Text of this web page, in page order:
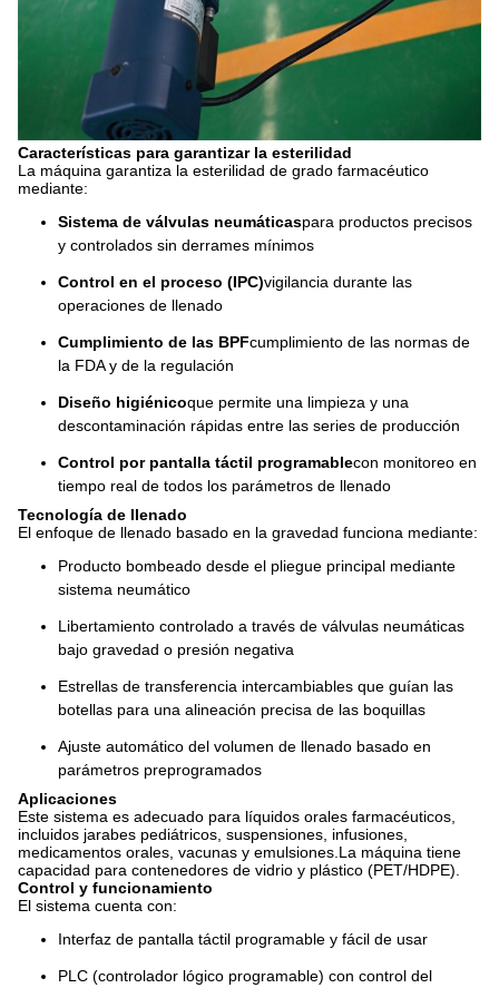
Características para garantizar la esterilidad
La máquina garantiza la esterilidad de grado farmacéutico
mediante:
Sistema de válvulas neumáticaspara productos precisos
y controlados sin derrames mínimos
Control en el proceso (IPC)vigilancia durante las
operaciones de llenado
Cumplimiento de las BPFcumplimiento de las normas de
la FDA y de la regulación
Diseño higiénicoque permite una limpieza y una
descontaminación rápidas entre las series de producción
Control por pantalla táctil programablecon monitoreo en
tiempo real de todos los parámetros de llenado
Tecnología de llenado
El enfoque de llenado basado en la gravedad funciona mediante:
Producto bombeado desde el pliegue principal mediante
sistema neumático
Libertamiento controlado a través de válvulas neumáticas
bajo gravedad o presión negativa
Estrellas de transferencia intercambiables que guían las
botellas para una alineación precisa de las boquillas
Ajuste automático del volumen de llenado basado en
parámetros preprogramados
Aplicaciones
Este sistema es adecuado para líquidos orales farmacéuticos,
incluidos jarabes pediátricos, suspensiones, infusiones,
medicamentos orales, vacunas y emulsiones.La máquina tiene
capacidad para contenedores de vidrio y plástico (PET/HDPE).
Control y funcionamiento
El sistema cuenta con:
Interfaz de pantalla táctil programable y fácil de usar
PLC (controlador lógico programable) con control del